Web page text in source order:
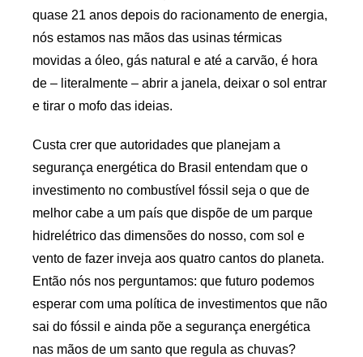
quase 21 anos depois do racionamento de energia,
nós estamos nas mãos das usinas térmicas
movidas a óleo, gás natural e até a carvão, é hora
de – literalmente – abrir a janela, deixar o sol entrar
e tirar o mofo das ideias.
Custa crer que autoridades que planejam a
segurança energética do Brasil entendam que o
investimento no combustível fóssil seja o que de
melhor cabe a um país que dispõe de um parque
hidrelétrico das dimensões do nosso, com sol e
vento de fazer inveja aos quatro cantos do planeta.
Então nós nos perguntamos: que futuro podemos
esperar com uma política de investimentos que não
sai do fóssil e ainda põe a segurança energética
nas mãos de um santo que regula as chuvas?